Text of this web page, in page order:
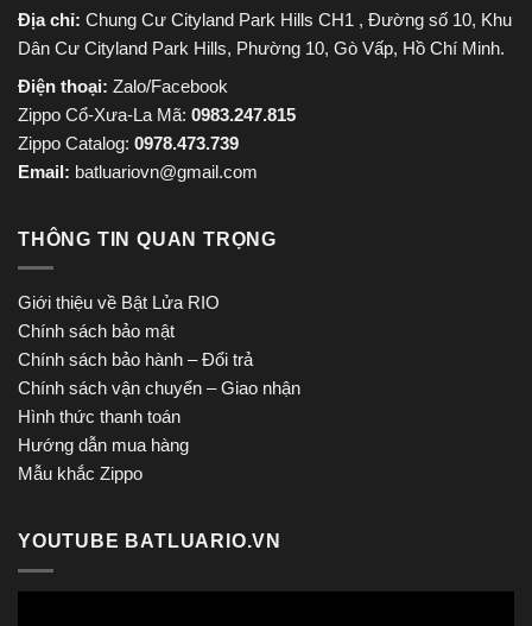
Địa chỉ: Chung Cư Cityland Park Hills CH1 , Đường số 10, Khu
Dân Cư Cityland Park Hills, Phường 10, Gò Vấp, Hồ Chí Minh.
Điện thoại: Zalo/Facebook
Zippo Cổ-Xưa-La Mã: 0983.247.815
Zippo Catalog: 0978.473.739
Email: batluariovn@gmail.com
THÔNG TIN QUAN TRỌNG
Giới thiệu về Bật Lửa RIO
Chính sách bảo mật
Chính sách bảo hành – Đổi trả
Chính sách vận chuyển – Giao nhận
Hình thức thanh toán
Hướng dẫn mua hàng
Mẫu khắc Zippo
YOUTUBE BATLUARIO.VN